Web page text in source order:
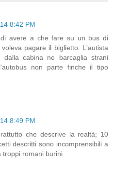
8:42 PM
avere a che fare su un bus di
pagare il biglietto: L'autista
cabina ne barcaglia strani
non parte finche il tipo
8:49 PM
che descrive la realtà; 10
descritti sono incomprensibili a
troppi romani burini